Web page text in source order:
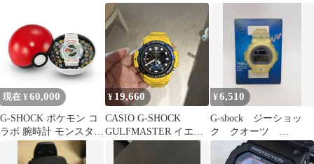
時計 レッド
現在 ¥ 60,000
G-SHOCK ポケモン コ
ラボ 腕時計 モンスター
ボールケース付き
¥ 19,660
CASIO G-SHOCK
GULFMASTER イエロ
¥6,510
G-shock ジーショッ
ク クオーツ
DW6910k イルクジモ
デル